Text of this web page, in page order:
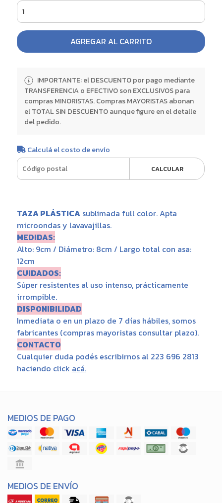
AGREGAR AL CARRITO
IMPORTANTE: el DESCUENTO por pago mediante
TRANSFERENCIA o EFECTIVO son EXCLUSIVOS para
compras MINORISTAS. Compras MAYORISTAS abonan
el TOTAL SIN DESCUENTO aunque figure en el detalle
del pedido.
Calculá el costo de envío
CALCULAR
TAZA PLÁSTICAsublimada full color. Apta
microondas y lavavajillas.
MEDIDAS:
Alto: 9cm / Diámetro: 8cm / Largo total con asa:
12cm
CUIDADOS:
Súper resistentes al uso intenso, prácticamente
irrompible.
DISPONIBILIDAD
Inmediata o en un plazo de 7 días hábiles, somos
fabricantes (compras mayoristas consultar plazo).
CONTACTO
Cualquier duda podés escribirnos al 223 696 2813
haciendo click acá.
MEDIOS DE PAGO
MEDIOS DE ENVÍO